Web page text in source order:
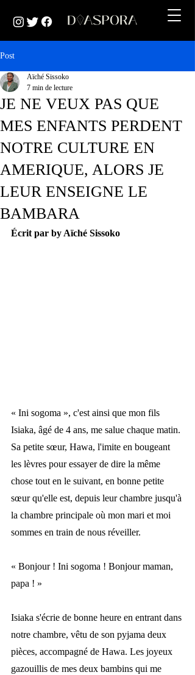
Post
JE NE VEUX PAS QUE
MES ENFANTS PERDENT
NOTRE CULTURE EN
AMERIQUE, ALORS JE
LEUR ENSEIGNE LE
BAMBARA
Aïché Sissoko
7 min de lecture
Écrit par by Aïché Sissoko
« Ini sogoma », c'est ainsi que mon fils
Isiaka, âgé de 4 ans, me salue chaque matin.
Sa petite sœur, Hawa, l'imite en bougeant
les lèvres pour essayer de dire la même
chose tout en le suivant, en bonne petite
sœur qu'elle est, depuis leur chambre jusqu'à
la chambre principale où mon mari et moi
sommes en train de nous réveiller.
« Bonjour ! Ini sogoma ! Bonjour maman,
papa ! »
Isiaka s'écrie de bonne heure en entrant dans
notre chambre, vêtu de son pyjama deux
pièces, accompagné de Hawa. Les joyeux
gazouillis de mes deux bambins qui me